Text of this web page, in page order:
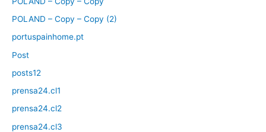
POLAND – Copy – Copy (2)
portuspainhome.pt
Post
posts12
prensa24.cl1
prensa24.cl2
prensa24.cl3